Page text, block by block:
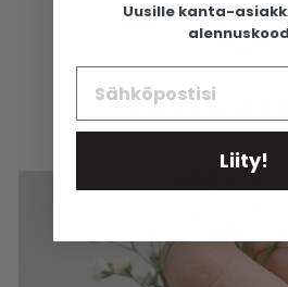
Vastuullista ja
Uusille kanta-
Liity!